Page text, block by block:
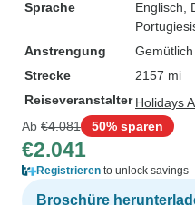
Sprache
Englisch,
Anstrengung
Gemütlich
Strecke
2157 mi
Reiseveranstalter Holidays
Ab €4.081 50% sparen
€2.041
Registrieren to unlock savings
Broschüre